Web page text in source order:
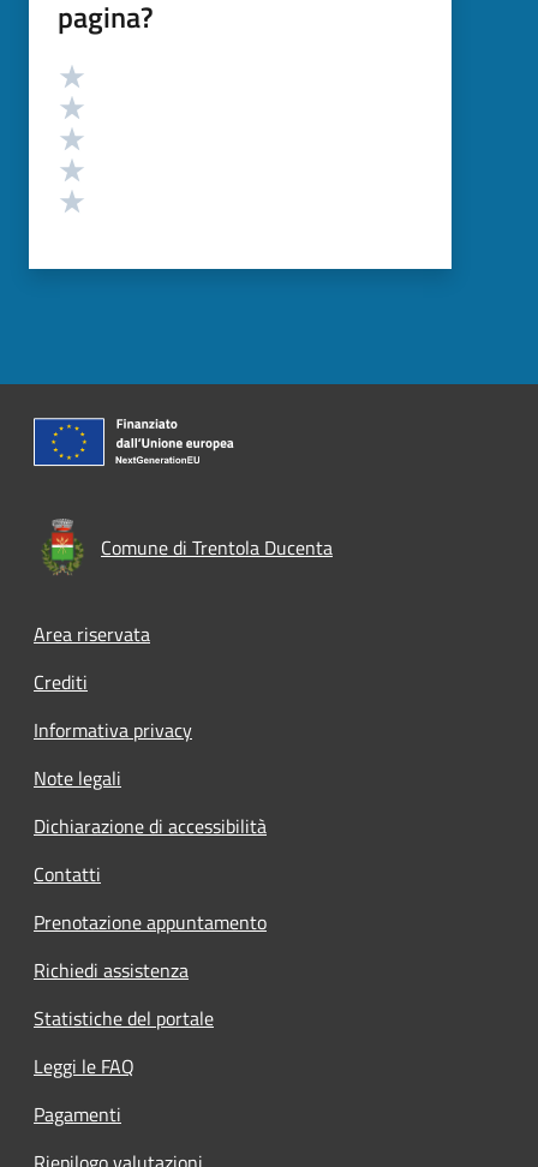
pagina?
Valutazione
Comune di Trentola Ducenta
Footer menu
Area riservata
Crediti
Informativa privacy
Note legali
Dichiarazione di accessibilità
Contatti
Prenotazione appuntamento
Richiedi assistenza
Statistiche del portale
Leggi le FAQ
Pagamenti